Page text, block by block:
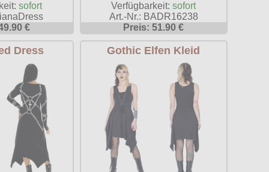
sofort
€
Verfügbarkeit:sofort
Art.-Nr.: BADR16238
Preis: 51.90 €
Dress Gothic Elfen Kleid